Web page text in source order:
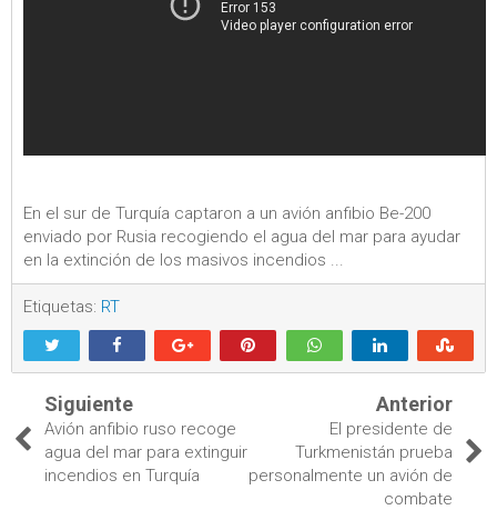
En el sur de Turquía captaron a un avión anfibio Be-200
enviado por Rusia recogiendo el agua del mar para ayudar
en la extinción de los masivos incendios ...
Etiquetas: RT
Siguiente
Avión anfibio ruso recoge
agua del mar para extinguir
incendios en Turquía
Anterior
El presidente de
Turkmenistán prueba
personalmente un avión de
combate